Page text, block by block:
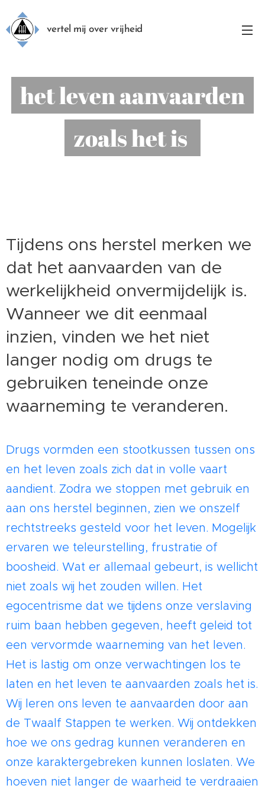
vertel mij over vrijheid
het leven aanvaarden
zoals het is
Tijdens ons herstel merken we
dat het aanvaarden van de
werkelijkheid onvermijdelijk is.
Wanneer we dit eenmaal
inzien, vinden we het niet
langer nodig om drugs te
gebruiken teneinde onze
waarneming te veranderen.
Drugs vormden een stootkussen tussen ons
en het leven zoals zich dat in volle vaart
aandient. Zodra we stoppen met gebruik en
aan ons herstel beginnen, zien we onszelf
rechtstreeks gesteld voor het leven. Mogelijk
ervaren we teleurstelling, frustratie of
boosheid. Wat er allemaal gebeurt, is wellicht
niet zoals wij het zouden willen. Het
egocentrisme dat we tijdens onze verslaving
ruim baan hebben gegeven, heeft geleid tot
een vervormde waarneming van het leven.
Het is lastig om onze verwachtingen los te
laten en het leven te aanvaarden zoals het is.
Wij leren ons leven te aanvaarden door aan
de Twaalf Stappen te werken. Wij ontdekken
hoe we ons gedrag kunnen veranderen en
onze karaktergebreken kunnen loslaten. We
hoeven niet langer de waarheid te verdraaien